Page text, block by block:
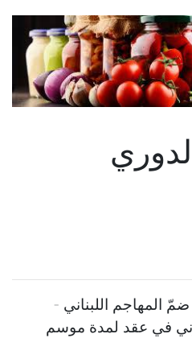
المهاجم اللبناني -
في عقد لمدة موسم